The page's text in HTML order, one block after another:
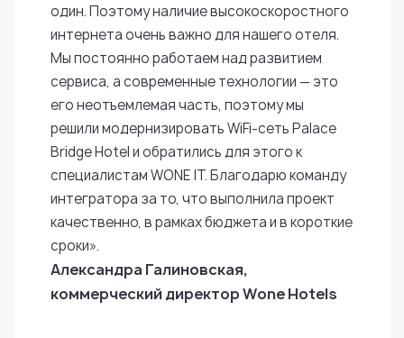
один. Поэтому наличие высокоскоростного
интернета очень важно для нашего отеля.
Мы постоянно работаем над развитием
сервиса, а современные технологии — это
его неотъемлемая часть, поэтому мы
решили модернизировать WiFi-сеть Palace
Bridge Hotel и обратились для этого к
специалистам WONE IT. Благодарю команду
интегратора за то, что выполнила проект
качественно, в рамках бюджета и в короткие
сроки».
Александра Галиновская,
коммерческий директор Wone Hotels